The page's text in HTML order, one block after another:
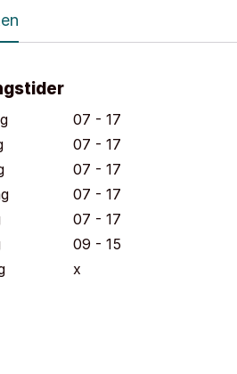
07 - 17
07 - 17
07 - 17
07 - 17
07 - 17
09 - 15
x